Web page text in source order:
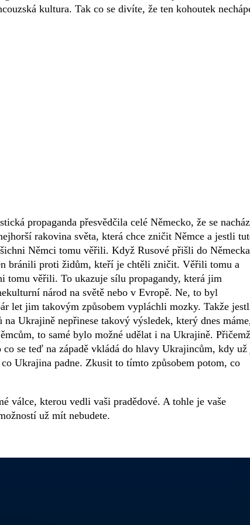
kultura. Tak co se divíte, že ten kohoutek
propaganda přesvědčila celé Německo, že se
rakovina světa, která chce zničit Němce a jestli
Němci tomu věřili. Když Rusové přišli do
bránili proti židům, kteří je chtěli zničit. Věřili tomu a
tomu věřili. To ukazuje sílu propagandy, která jim
národ na světě nebo v Evropě. Ne, to byl
let jim takovým způsobem vypláchli mozky. Takže
Ukrajině nepřinese takový výsledek, který dnes
to samé bylo možné udělat i na Ukrajině. Přičemž
se teď na západě vkládá do hlavy Ukrajincům, kdy už
Ukrajina padne. Zkusit to tímto způsobem potom, co
válce, kterou vedli vaši pradědové. A tohle je vaše
už mít nebudete.